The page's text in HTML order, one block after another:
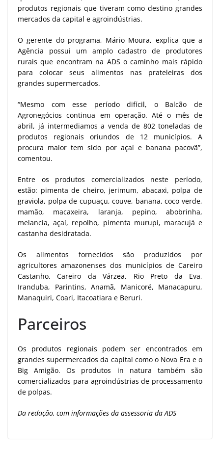
produtos regionais que tiveram como destino grandes
mercados da capital e agroindústrias.
O gerente do programa, Mário Moura, explica que a
Agência possui um amplo cadastro de produtores
rurais que encontram na ADS o caminho mais rápido
para colocar seus alimentos nas prateleiras dos
grandes supermercados.
“Mesmo com esse período difícil, o Balcão de
Agronegócios continua em operação. Até o mês de
abril, já intermediamos a venda de 802 toneladas de
produtos regionais oriundos de 12 municípios. A
procura maior tem sido por açaí e banana pacovã”,
comentou.
Entre os produtos comercializados neste período,
estão: pimenta de cheiro, jerimum, abacaxi, polpa de
graviola, polpa de cupuaçu, couve, banana, coco verde,
mamão, macaxeira, laranja, pepino, abobrinha,
melancia, açaí, repolho, pimenta murupi, maracujá e
castanha desidratada.
Os alimentos fornecidos são produzidos por
agricultores amazonenses dos municípios de Careiro
Castanho, Careiro da Várzea, Rio Preto da Eva,
Iranduba, Parintins, Anamã, Manicoré, Manacapuru,
Manaquiri, Coari, Itacoatiara e Beruri.
Parceiros
Os produtos regionais podem ser encontrados em
grandes supermercados da capital como o Nova Era e o
Big Amigão. Os produtos in natura também são
comercializados para agroindústrias de processamento
de polpas.
Da redação, com informações da assessoria da ADS